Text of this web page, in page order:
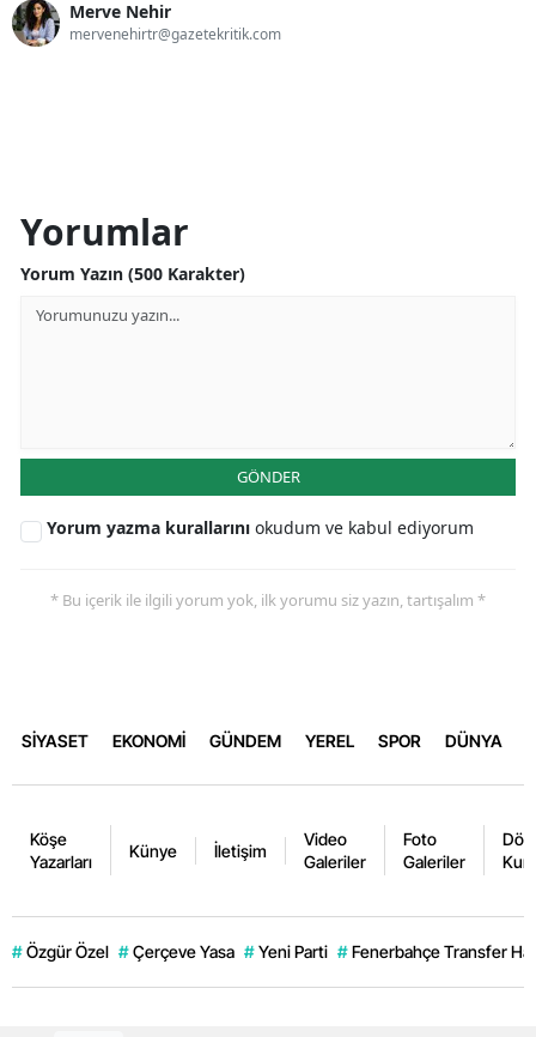
Merve Nehir
mervenehirtr@gazetekritik.com
Yorumlar
Yorum Yazın (500 Karakter)
GÖNDER
Yorum yazma kurallarını okudum ve kabul ediyorum
* Bu içerik ile ilgili yorum yok, ilk yorumu siz yazın, tartışalım *
SİYASET EKONOMİ GÜNDEM YEREL SPOR DÜNYA
Köşe
Yazarları
Künye İletişim
Video
Galeriler
Foto
Galeriler
# Özgür Özel # Çerçeve Yasa # Yeni Parti # Fenerbahçe Transfer